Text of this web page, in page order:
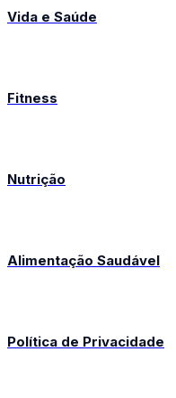
Vida e Saúde
Fitness
Nutrição
Alimentação Saudável
Política de Privacidade